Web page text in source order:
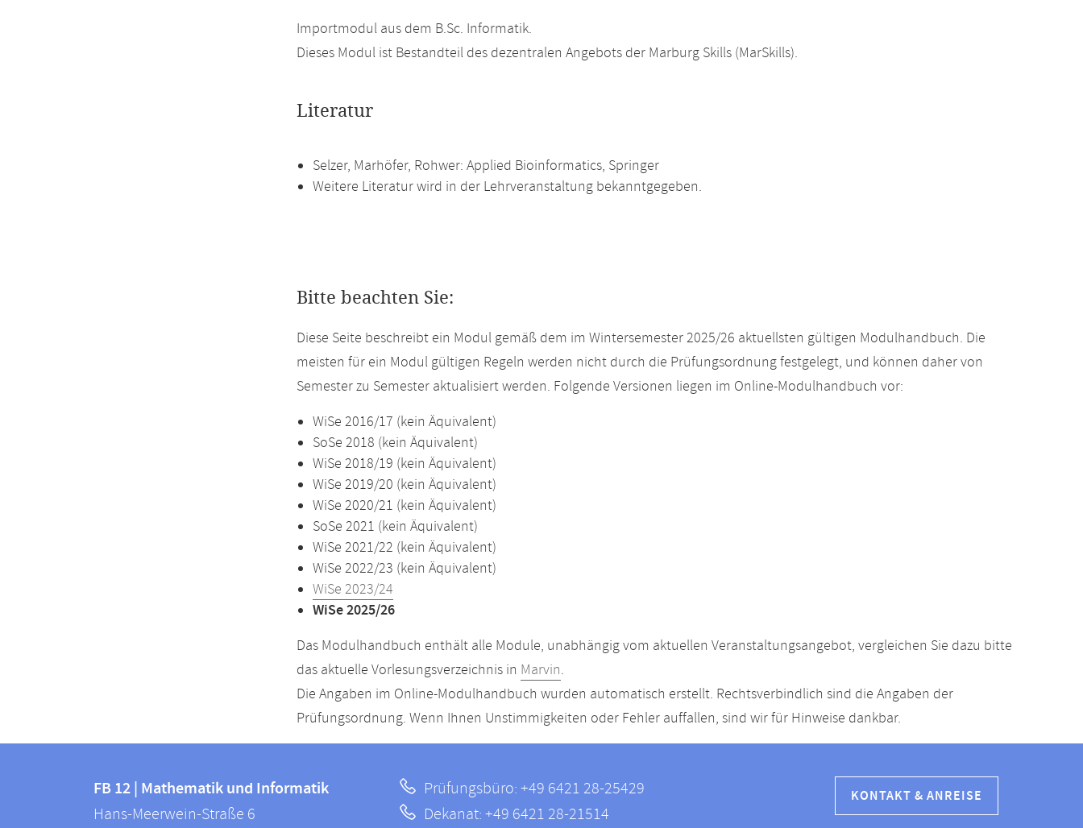
Importmodul aus dem B.Sc. Informatik.
Dieses Modul ist Bestandteil des dezentralen Angebots der Marburg Skills (MarSkills).
Literatur
Selzer, Marhöfer, Rohwer: Applied Bioinformatics, Springer
Weitere Literatur wird in der Lehrveranstaltung bekanntgegeben.
Bitte beachten Sie:
Diese Seite beschreibt ein Modul gemäß dem im Wintersemester 2025/26 aktuellsten gültigen Modulhandbuch. Die
meisten für ein Modul gültigen Regeln werden nicht durch die Prüfungsordnung festgelegt, und können daher von
Semester zu Semester aktualisiert werden. Folgende Versionen liegen im Online-Modulhandbuch vor:
WiSe 2016/17 (kein Äquivalent)
SoSe 2018 (kein Äquivalent)
WiSe 2018/19 (kein Äquivalent)
WiSe 2019/20 (kein Äquivalent)
WiSe 2020/21 (kein Äquivalent)
SoSe 2021 (kein Äquivalent)
WiSe 2021/22 (kein Äquivalent)
WiSe 2022/23 (kein Äquivalent)
WiSe 2023/24
WiSe 2025/26
Das Modulhandbuch enthält alle Module, unabhängig vom aktuellen Veranstaltungsangebot, vergleichen Sie dazu bitte
das aktuelle Vorlesungsverzeichnis in Marvin.
Die Angaben im Online-Modulhandbuch wurden automatisch erstellt. Rechtsverbindlich sind die Angaben der
Prüfungsordnung. Wenn Ihnen Unstimmigkeiten oder Fehler auffallen, sind wir für Hinweise dankbar.
Informationen
FB
FB 12 | Mathematik und Informatik
Hans-Meerwein-Straße 6
Prüfungsbüro: +49 6421 28-25429
Dekanat: +49 6421 28-21514
KONTAKT & ANREISE